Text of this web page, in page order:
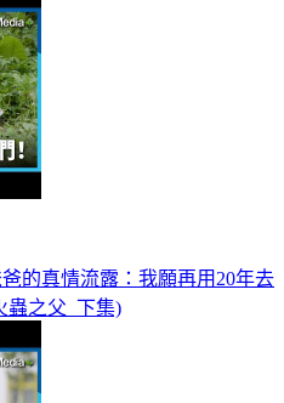
的真情流露：我願再用20年去
蟲之父_下集)